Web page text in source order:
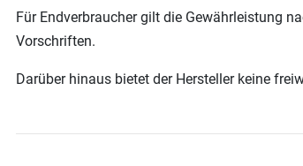
Für Endverbraucher gilt die Gewährleistung
Vorschriften.
Darüber hinaus bietet der Hersteller keine